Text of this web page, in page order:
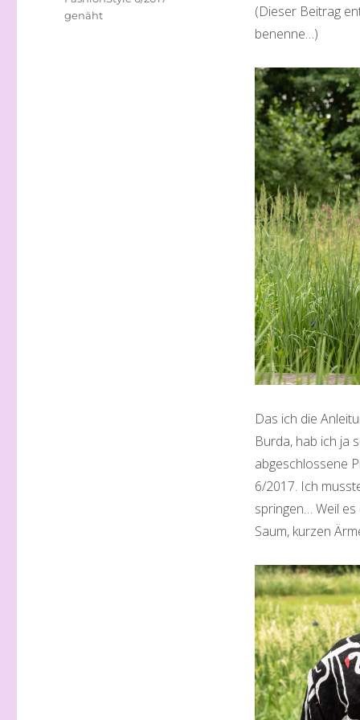
(Dieser Beitrag
benenne…)
Das ich die
Burda, hab ich ja
abgeschlossene
6/2017. Ich
springen… Weil
Saum, kurzen
genäht